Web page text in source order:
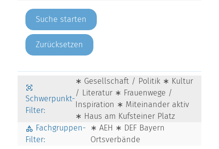
Zurücksetzen
Schwerpunkt-
Filter:
∗ Gesellschaft / Politik ∗ Kultur
/ Literatur ∗ Frauenwege /
Inspiration ∗ Miteinander aktiv
∗ Haus am Kufsteiner Platz
Fachgruppen-
Filter:
∗ AEH ∗ DEF Bayern
Ortsverbände